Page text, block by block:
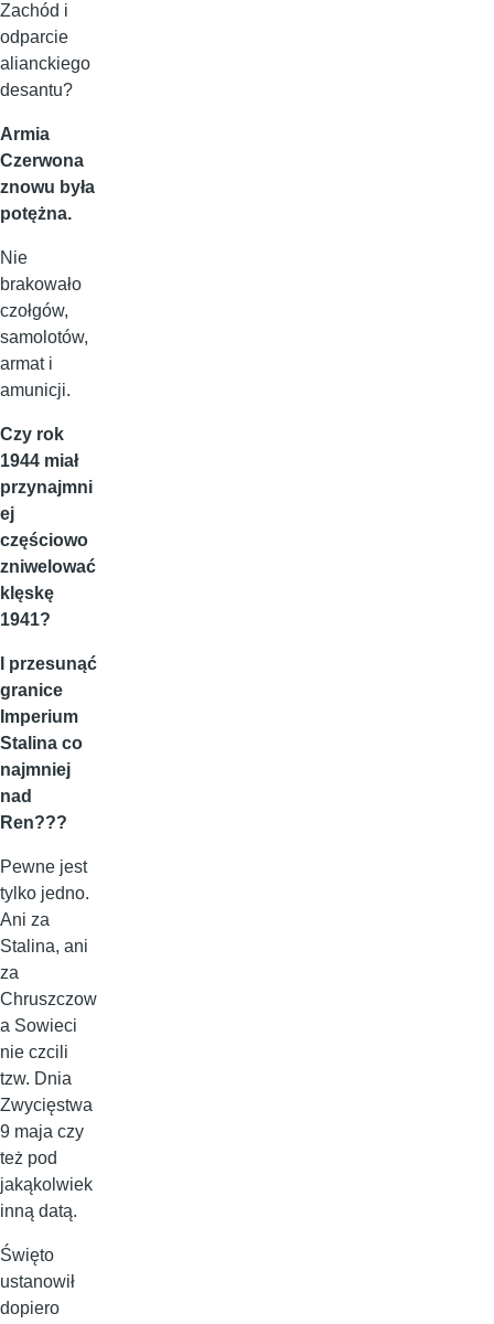
Zachód i
odparcie
alianckiego
desantu?
Armia
Czerwona
znowu była
potężna.
Nie
brakowało
czołgów,
samolotów,
armat i
amunicji.
Czy rok
1944 miał
przynajmni
ej
częściowo
zniwelować
klęskę
1941?
I przesunąć
granice
Imperium
Stalina co
najmniej
nad
Ren???
Pewne jest
tylko jedno.
Ani za
Stalina, ani
za
Chruszczow
a Sowieci
nie czcili
tzw. Dnia
Zwycięstwa
9 maja czy
też pod
jakąkolwiek
inną datą.
Święto
ustanowił
dopiero